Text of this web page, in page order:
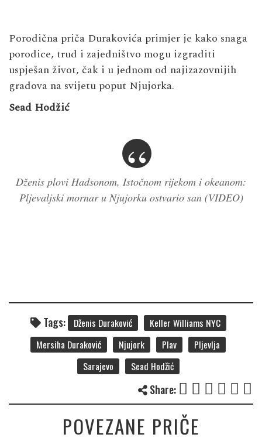
Porodična priča Durakovića primjer je kako snaga
porodice, trud i zajedništvo mogu izgraditi
uspješan život, čak i u jednom od najizazovnijih
gradova na svijetu poput Njujorka.
Sead Hodžić
Dženis plovi Hadsonom, Istočnom rijekom i okeanom:
Pljevaljski mornar u Njujorku ostvario san (VIDEO)
Tags: Dženis Duraković
Keller Williams NYC
Mersiha Duraković
Njujork Plav
Pljevlja
Sarajevo
Sead Hodžić
Share:
POVEZANE PRIČE